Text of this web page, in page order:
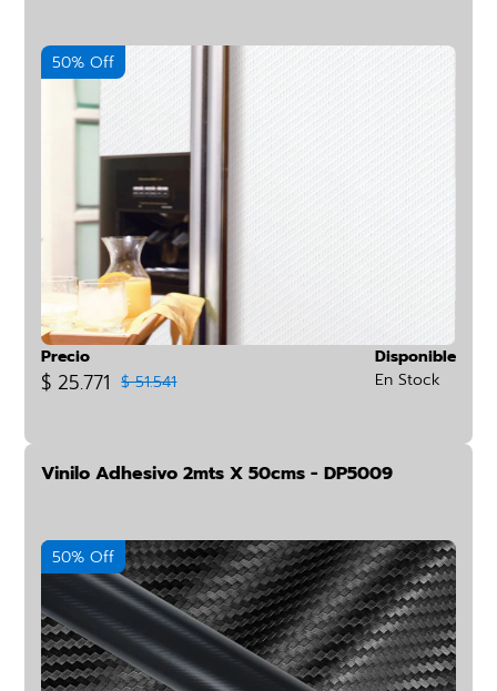
50% Off
Precio
$ 25.771 $ 51.541
Disponible
En Stock
Vinilo Adhesivo 2mts X 50cms - DP5009
50% Off